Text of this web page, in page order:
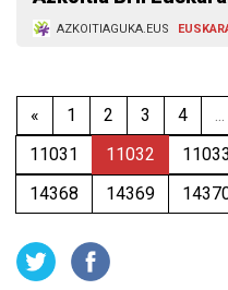
AZKOITIAGUKA.EUS
« 1 2 3 4 ...
11031
11032 11033
14368
14369